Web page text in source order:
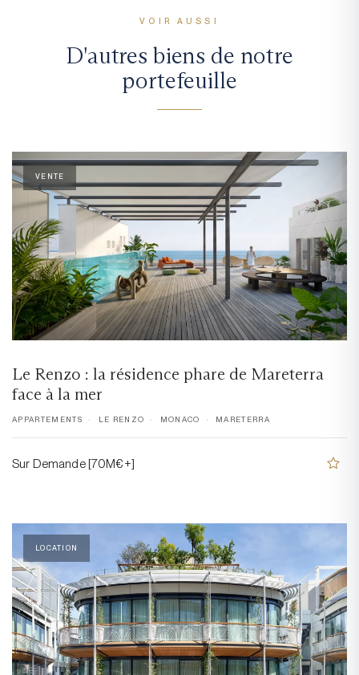
VOIR AUSSI
D'autres biens de notre
portefeuille
VENTE
Le Renzo : la résidence phare de Mareterra
face à la mer
APPARTEMENTS LE RENZO MONACO MARETERRA
Sur Demande [70M€+]
LOCATION